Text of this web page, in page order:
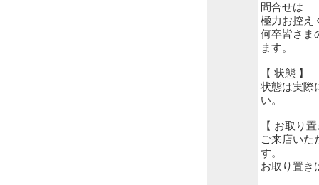
問合せは
極力お控え
何卒皆さま
ます。
【 状態 】
状態は実際
い。
【 お取り
ご来店いた
す。
お取り置き